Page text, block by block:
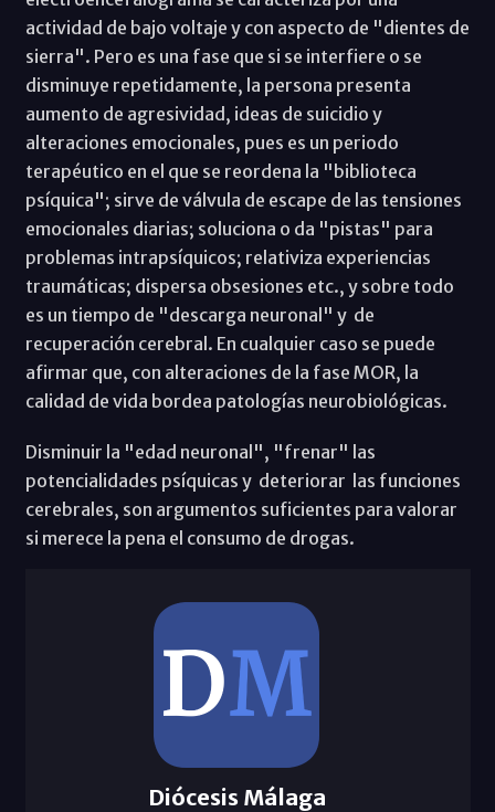
actividad de bajo voltaje y con aspecto de "dientes de
sierra". Pero es una fase que si se interfiere o se
disminuye repetidamente, la persona presenta
aumento de agresividad, ideas de suicidio y
alteraciones emocionales, pues es un periodo
terapéutico en el que se reordena la "biblioteca
psíquica"; sirve de válvula de escape de las tensiones
emocionales diarias; soluciona o da "pistas" para
problemas intrapsíquicos; relativiza experiencias
traumáticas; dispersa obsesiones etc., y sobre todo
es un tiempo de "descarga neuronal" y de
recuperación cerebral. En cualquier caso se puede
afirmar que, con alteraciones de la fase MOR, la
calidad de vida bordea patologías neurobiológicas.
Disminuir la "edad neuronal", "frenar" las
potencialidades psíquicas y deteriorar las funciones
cerebrales, son argumentos suficientes para valorar
si merece la pena el consumo de drogas.
Diócesis Málaga